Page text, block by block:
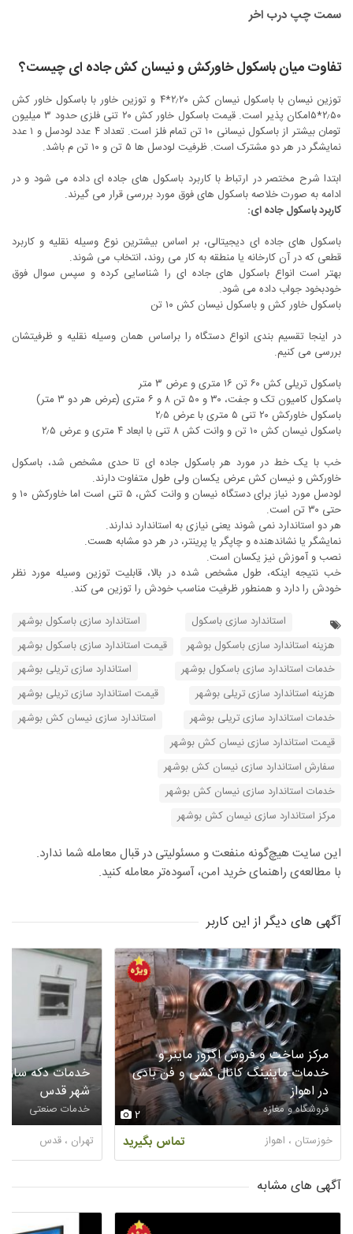
سمت چپ درب اخر
تفاوت میان باسکول خاورکش و نیسان کش جاده ای چیست؟
توزین نیسان با باسکول نیسان کش ۲٫۲۰*۴ و توزین خاور با باسکول خاور کش
۲٫۵۰*۵امکان پذیر است. قیمت باسکول خاور کش ۲۰ تنی فلزی حدود ۳ میلیون
تومان بیشتر از باسکول نیسانی ۱۰ تن تمام فلز است. تعداد ۴ عدد لودسل و ۱ عدد
نمایشگر در هر دو مشترک است. ظرفیت لودسل ها ۵ تن و ۱۰ تن م باشد.
ابتدا شرح مختصر در ارتباط با کاربرد باسکول های جاده ای داده می شود و در
ادامه به صورت خلاصه باسکول های فوق مورد بررسی قرار می گیرند.
کاربرد باسکول جاده ای:
باسکول های جاده ای دیجیتالی، بر اساس بیشترین نوع وسیله نقلیه و کاربرد
قطعی که در آن کارخانه یا منطقه به کار می روند، انتخاب می شوند.
بهتر است انواع باسکول های جاده ای را شناسایی کرده و سپس سوال فوق
خودبخود جواب داده می شود.
باسکول خاور کش و باسکول نیسان کش ۱۰ تن
در اینجا تقسیم بندی انواع دستگاه را براساس همان وسیله نقلیه و ظرفیتشان
بررسی می کنیم.
باسکول تریلی کش ۶۰ تن ۱۶ متری و عرض ۳ متر
باسکول کامیون تک و جفت، ۳۰ و ۵۰ تن ۸ و ۶ متری (عرض هر دو ۳ متر)
باسکول خاورکش ۲۰ تنی ۵ متری با عرض ۲٫۵
باسکول نیسان کش ۱۰ تن و وانت کش ۸ تنی با ابعاد ۴ متری و عرض ۲٫۵
خب با یک خط در مورد هر باسکول جاده ای تا حدی مشخص شد، باسکول
خاورکش و نیسان کش عرض یکسان ولی طول متفاوت دارند.
لودسل مورد نیاز برای دستگاه نیسان و وانت کش، ۵ تنی است اما خاورکش ۱۰ و
حتی ۳۰ تن است.
هر دو استاندارد نمی شوند یعنی نیازی به استاندارد ندارند.
نمایشگر یا نشاندهنده و چاپگر یا پرینتر، در هر دو مشابه هست.
نصب و آموزش نیز یکسان است.
خب نتیجه اینکه، طول مشخص شده در بالا، قابلیت توزین وسیله مورد نظر
خودش را دارد و همنطور ظرفیت مناسب خودش را توزین می کند.
استاندارد سازی باسکول
استاندارد سازی باسکول بوشهر
هزینه استاندارد سازی باسکول بوشهر
قیمت استاندارد سازی باسکول بوشهر
خدمات استاندارد سازی باسکول بوشهر
استاندارد سازی تریلی بوشهر
هزینه استاندارد سازی تریلی بوشهر
قیمت استاندارد سازی تریلی بوشهر
خدمات استاندارد سازی تریلی بوشهر
استاندارد سازی نیسان کش بوشهر
قیمت استاندارد سازی نیسان کش بوشهر
سفارش استاندارد سازی نیسان کش بوشهر
خدمات استاندارد سازی نیسان کش بوشهر
مرکز استاندارد سازی نیسان کش بوشهر
این سایت هیچ‌گونه منفعت و مسئولیتی در قبال معامله شما ندارد.
با مطالعه‌ی راهنمای خرید امن، آسوده‌تر معامله کنید.
آگهی های دیگر از این کاربر
2
مرکز ساخت و فروش اگزوز ماینر و
خدمات ماینینگ کانال کشی و فن بادی
در اهواز
فروشگاه و مغازه
تماس بگیرید خوزستان ، اهواز
خدمات دکه سازی
شهر قدس
خدمات صنعتی
تهران ، قدس
آگهی های مشابه